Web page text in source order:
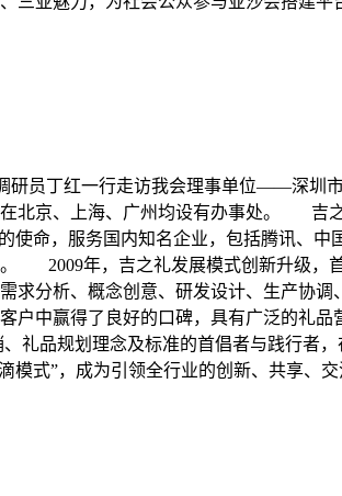
员丁红一行走访我会理事单位——深圳
在北京、上海、广州均设有办事处。 吉
使命，服务国内知名企业，包括腾讯、中
。 2009年，吉之礼发展模式创新升级，
求分析、概念创意、研发设计、生产协调
户中赢得了良好的口碑，具有广泛的礼品
品规划理念及标准的首倡者与践行者，
模式”，成为引领全行业的创新、共享、